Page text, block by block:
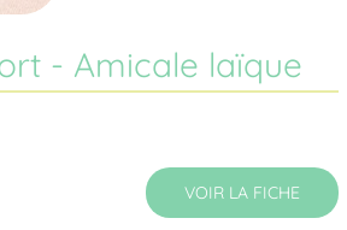
- Amicale laïque
VOIR LA FICHE